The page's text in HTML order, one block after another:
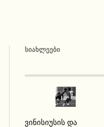
ᲡᲘᲐᲮᲚᲔᲔᲑᲘ
ვინისიუსის და